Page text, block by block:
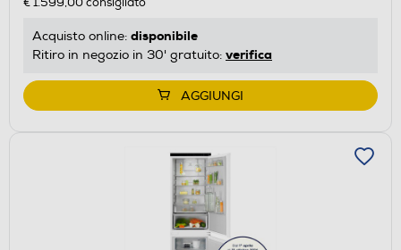
risparmio
energetico
di
Acquisto online: disponibile
Ritiro in negozio in 30' gratuito: verifica
AGGIUNGI